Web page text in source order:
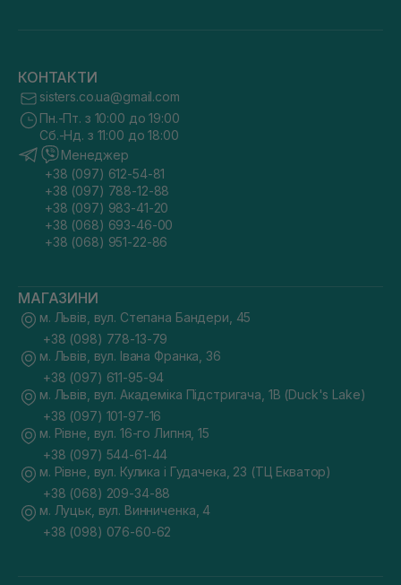
КОНТАКТИ
sisters.co.ua@gmail.com
Пн.-Пт. з 10:00 до 19:00
Сб.-Нд. з 11:00 до 18:00
Менеджер
+38 (097) 612-54-81
+38 (097) 788-12-88
+38 (097) 983-41-20
+38 (068) 693-46-00
+38 (068) 951-22-86
МАГАЗИНИ
м. Львів, вул. Степана Бандери, 45
+38 (098) 778-13-79
м. Львів, вул. Івана Франка, 36
+38 (097) 611-95-94
м. Львів, вул. Академіка Підстригача, 1В (Duck's Lake)
+38 (097) 101-97-16
м. Рівне, вул. 16-го Липня, 15
+38 (097) 544-61-44
м. Рівне, вул. Кулика і Гудачека, 23 (ТЦ Екватор)
+38 (068) 209-34-88
м. Луцьк, вул. Винниченка, 4
+38 (098) 076-60-62